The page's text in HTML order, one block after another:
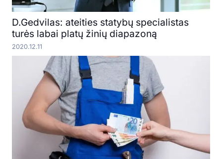
D.Gedvilas: ateities statybų specialistas
turės labai platų žinių diapazoną
2020.12.11